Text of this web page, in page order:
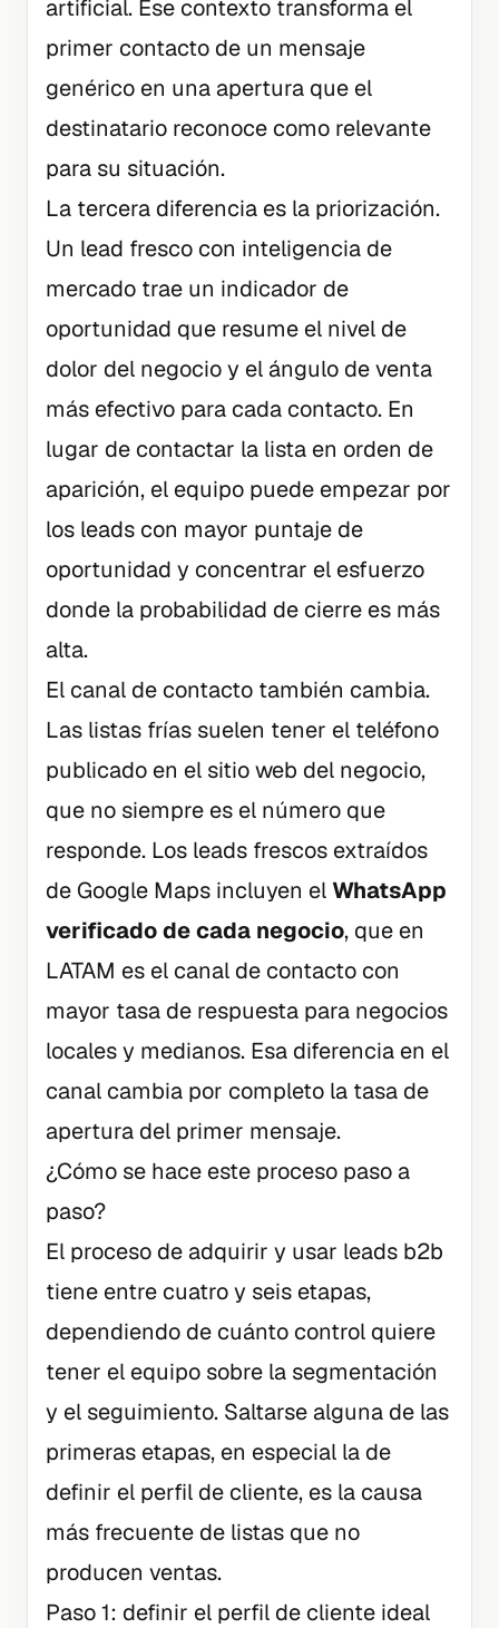
artificial. Ese contexto transforma el
primer contacto de un mensaje
genérico en una apertura que el
destinatario reconoce como relevante
para su situación.
La tercera diferencia es la priorización.
Un lead fresco con inteligencia de
mercado trae un indicador de
oportunidad que resume el nivel de
dolor del negocio y el ángulo de venta
más efectivo para cada contacto. En
lugar de contactar la lista en orden de
aparición, el equipo puede empezar por
los leads con mayor puntaje de
oportunidad y concentrar el esfuerzo
donde la probabilidad de cierre es más
alta.
El canal de contacto también cambia.
Las listas frías suelen tener el teléfono
publicado en el sitio web del negocio,
que no siempre es el número que
responde. Los leads frescos extraídos
de Google Maps incluyen el WhatsApp
verificado de cada negocio, que en
LATAM es el canal de contacto con
mayor tasa de respuesta para negocios
locales y medianos. Esa diferencia en el
canal cambia por completo la tasa de
apertura del primer mensaje.
¿Cómo se hace este proceso paso a
paso?
El proceso de adquirir y usar leads b2b
tiene entre cuatro y seis etapas,
dependiendo de cuánto control quiere
tener el equipo sobre la segmentación
y el seguimiento. Saltarse alguna de las
primeras etapas, en especial la de
definir el perfil de cliente, es la causa
más frecuente de listas que no
producen ventas.
Paso 1: definir el perfil de cliente ideal